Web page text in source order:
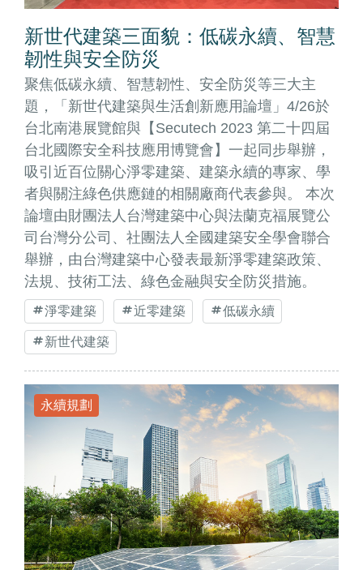
新世代建築三面貌：低碳永續、智慧
韌性與安全防災
聚焦低碳永續、智慧韌性、安全防災等三大主
題，「新世代建築與生活創新應用論壇」4/26於
台北南港展覽館與【Secutech 2023 第二十四屆
台北國際安全科技應用博覽會】一起同步舉辦，
吸引近百位關心淨零建築、建築永續的專家、學
者與關注綠色供應鏈的相關廠商代表參與。 本次
論壇由財團法人台灣建築中心與法蘭克福展覽公
司台灣分公司、社團法人全國建築安全學會聯合
舉辦，由台灣建築中心發表最新淨零建築政策、
法規、技術工法、綠色金融與安全防災措施。
淨零建築 近零建築 低碳永續
新世代建築
永續規劃